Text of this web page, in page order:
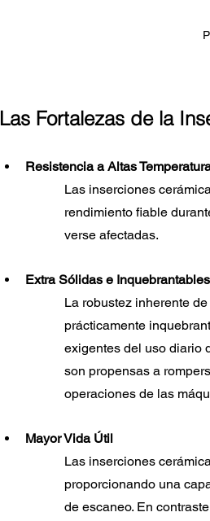
Las Fortalezas de la
Resistencia a Altas
Las inserciones
rendimiento fiable
verse afectadas.
Extra Sólidas e Inquebrantables
La robustez inherente
prácticamente
exigentes del uso diario
son propensas a
operaciones de las
Mayor Vida Útil
Las inserciones
proporcionando una
de escaneo. En